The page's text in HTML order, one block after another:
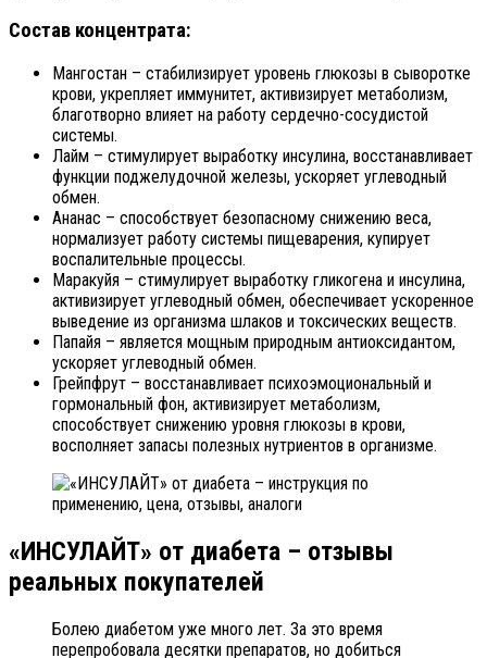
Состав концентрата:
Мангостан – стабилизирует уровень глюкозы в сыворотке
крови, укрепляет иммунитет, активизирует метаболизм,
благотворно влияет на работу сердечно-сосудистой
системы.
Лайм – стимулирует выработку инсулина, восстанавливает
функции поджелудочной железы, ускоряет углеводный
обмен.
Ананас – способствует безопасному снижению веса,
нормализует работу системы пищеварения, купирует
воспалительные процессы.
Маракуйя – стимулирует выработку гликогена и инсулина,
активизирует углеводный обмен, обеспечивает ускоренное
выведение из организма шлаков и токсических веществ.
Папайя – является мощным природным антиоксидантом,
ускоряет углеводный обмен.
Грейпфрут – восстанавливает психоэмоциональный и
гормональный фон, активизирует метаболизм,
способствует снижению уровня глюкозы в крови,
восполняет запасы полезных нутриентов в организме.
«ИНСУЛАЙТ» от диабета – отзывы
реальных покупателей
Болею диабетом уже много лет. За это время
перепробовала десятки препаратов, но добиться